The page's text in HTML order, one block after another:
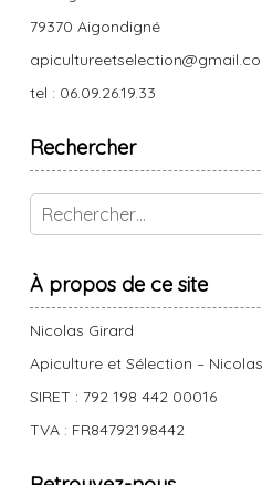
79370 Aigondigné
tel : 06.09.26.19.33
Rechercher
À propos de ce site
Nicolas Girard
Apiculture et Sélection – Nicolas
SIRET : 792 198 442 00016
TVA : FR84792198442